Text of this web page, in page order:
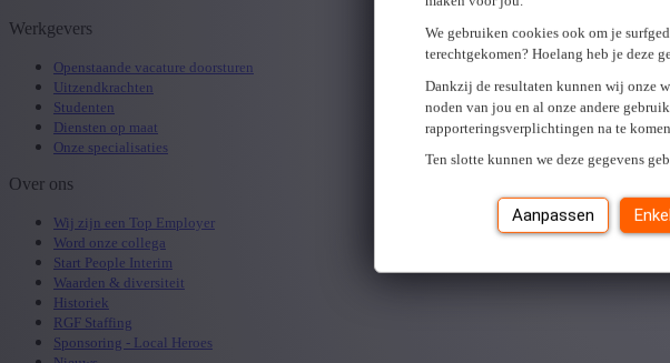
We gebruiken cookies ook om je
terechtgekomen? Hoelang heb je deze
Dankzij de resultaten kunnen wij onze
noden van jou en al onze andere
rapporteringsverplichtingen na te komen.
Ten slotte kunnen we deze gegevens
Aanpassen
Werkgevers
Openstaande vacature doorsturen
Uitzendkrachten
Studenten
Diensten op maat
Onze specialisaties
Over ons
Wij zijn een Top Employer
Word onze collega
Start People Interim
Waarden & diversiteit
Historiek
RGF Staffing
Sponsoring - Local Heroes